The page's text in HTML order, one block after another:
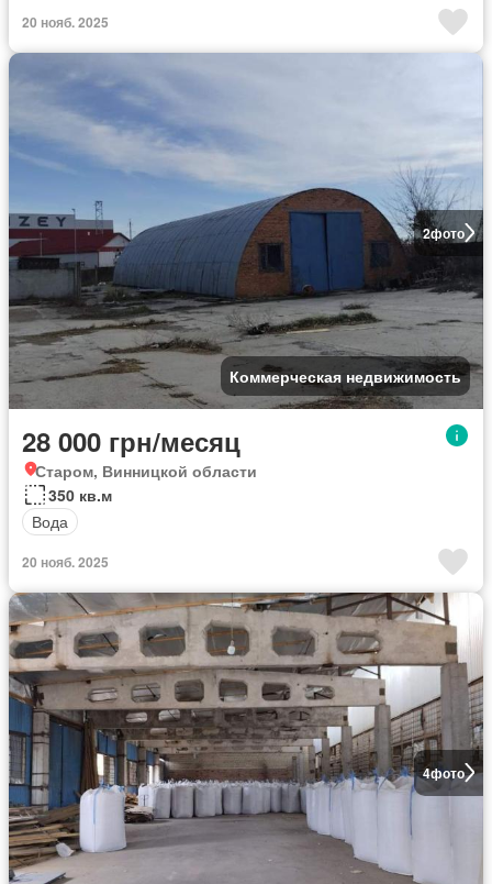
20 нояб. 2025
2фото
Коммерческая недвижимость
28 000 грн/месяц
Старом, Винницкой области
350 кв.м
Вода
20 нояб. 2025
4фото